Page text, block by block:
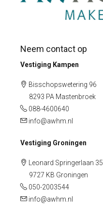
Neem contact op
Vestiging Kampen
Bisschopswetering 96
8293 PA Mastenbroek
088-4600640
info@awhm.nl
Vestiging Groningen
Leonard Springerlaan 35
9727 KB Groningen
050-2003544
info@awhm.nl